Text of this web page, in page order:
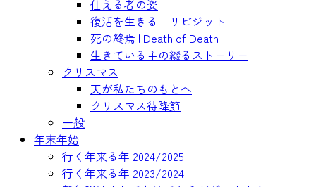
仕える者の姿
復活を生きる｜リビジット
死の終焉 | Death of Death
生きている主の綴るストーリー
クリスマス
天が私たちのもとへ
クリスマス待降節
一般
年末年始
行く年来る年 2024/2025
行く年来る年 2023/2024